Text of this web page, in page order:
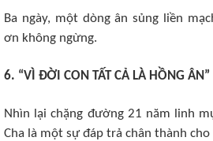
Ba ngày, một dòng ân sủng liền
ơn không ngừng.
6. “VÌ ĐỜI CON TẤT CẢ LÀ HỒNG ÂN”
Nhìn lại chặng đường 21 năm linh
Cha là một sự đáp trả chân thành